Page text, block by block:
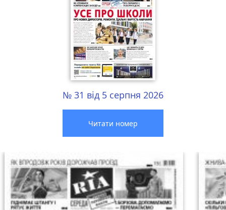
№ 31 від 5 серпня 2026
Читати номер